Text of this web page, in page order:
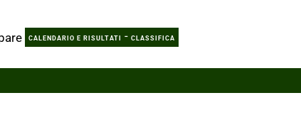
CALENDARIO E RISULTATI - CLASSIFICA